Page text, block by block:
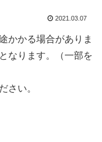
2021.03.07
かかる場合がありま
なります。（一部を
さい。